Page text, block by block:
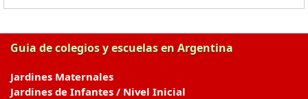
Guia de colegios y escuelas en Argentina
Jardines Maternales
Jardines de Infantes / Nivel Inicial